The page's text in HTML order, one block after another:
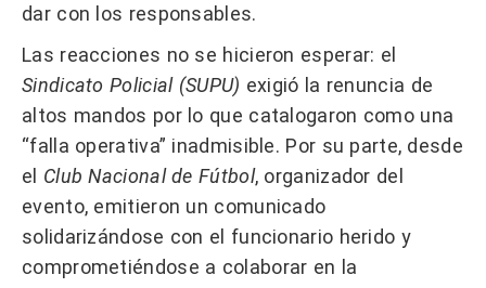
dar con los responsables.
Las reacciones no se hicieron esperar: el
Sindicato Policial (SUPU) exigió la renuncia de
altos mandos por lo que catalogaron como una
“falla operativa” inadmisible. Por su parte, desde
el Club Nacional de Fútbol, organizador del
evento, emitieron un comunicado
solidarizándose con el funcionario herido y
comprometiéndose a colaborar en la